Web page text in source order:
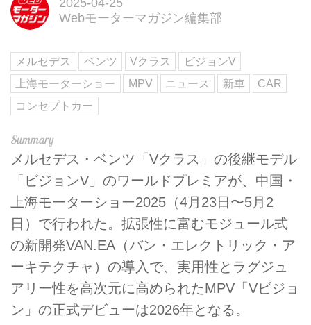
Webモーターマガジン編集部
メルセデス ベンツ Vクラス
ビジョンV
上海モーターショー
MPV ニュース 新車
CAR
コンセプトカー
メルセデス・ベンツ「Vクラス」の後継モデル
「ビジョンV」のワールドプレミアが、中国・
上海モーターショー2025（4月23日〜5月2
日）で行われた。拡張性に富むモジュール式
の新開発VAN.EA（バン・エレクトリック・ア
ーキテクチャ）の導入で、実用性とラグジュ
アリー性を高次元に高められたMPV「Vビジョ
ン」の正式デビューは2026年となる。